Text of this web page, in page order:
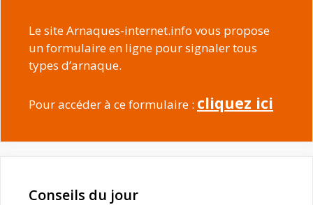
Le site Arnaques-internet.info vous propose
un formulaire en ligne pour signaler tous
types d’arnaque.
Pour accéder à ce formulaire : cliquez ici
Conseils du jour